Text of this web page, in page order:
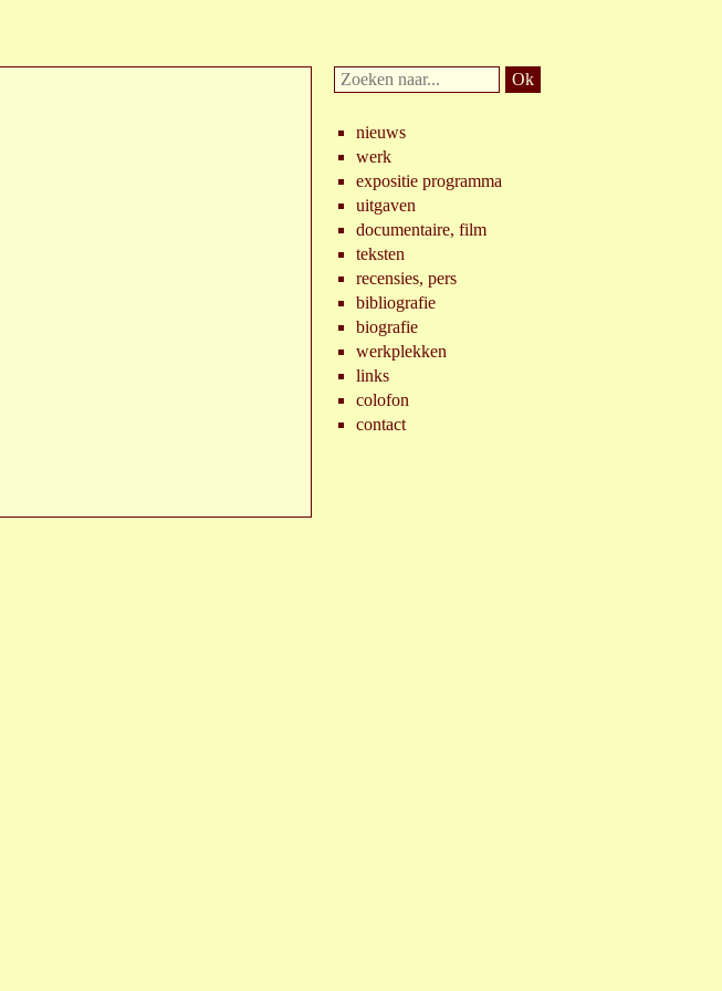
Doorzoek
website:
nieuws
werk
expositie programma
uitgaven
documentaire, film
teksten
recensies, pers
bibliografie
biografie
werkplekken
links
colofon
contact